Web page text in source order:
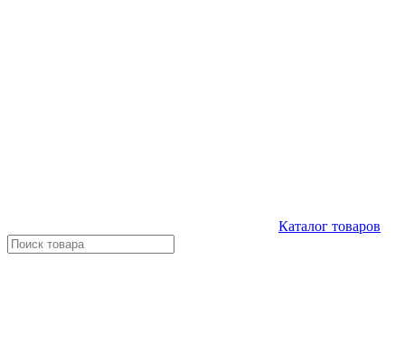
Каталог товаров